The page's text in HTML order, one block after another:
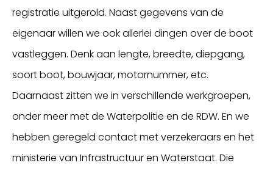
registratie uitgerold. Naast gegevens van de
eigenaar willen we ook allerlei dingen over de boot
vastleggen. Denk aan lengte, breedte, diepgang,
soort boot, bouwjaar, motornummer, etc.
Daarnaast zitten we in verschillende werkgroepen,
onder meer met de Waterpolitie en de RDW. En we
hebben geregeld contact met verzekeraars en het
ministerie van Infrastructuur en Waterstaat. Die